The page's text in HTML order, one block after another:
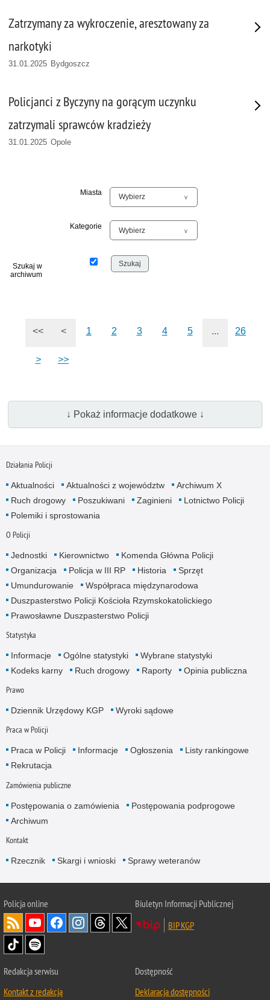
Zatrzymany za wykroczenie, aresztowany za
narkotyki
31.01.2025 Bydgoszcz
Policjanci z Byczyny na gorącym uczynku
zatrzymali sprawców kradzieży
31.01.2025 Opole
Miasta
Kategorie
Szukaj w
archiwum
<< < 1 2 3 4 5 ... 26
> >>
↓ Pokaż informacje dodatkowe ↓
Działania Policji
Aktualności Aktualności z województw
Archiwum X
Ruch drogowy
Poszukiwani Zaginieni
Lotnictwo Policji
Polemiki i sprostowania
O Policji
Jednostki Kierownictwo
Komenda Główna Policji
Organizacja
Policja w III RP Historia
Sprzęt
Umundurowanie
Współpraca międzynarodowa
Duszpasterstwo Policji Kościoła Rzymskokatolickiego
Prawosławne Duszpasterstwo Policji
Statystyka
Informacje Ogólne statystyki
Wybrane statystyki
Kodeks karny
Ruch drogowy Raporty Opinia publiczna
Prawo
Dziennik Urzędowy KGP Wyroki sądowe
Praca w Policji
Praca w Policji Informacje Ogłoszenia
Listy rankingowe
Rekrutacja
Zamówienia publiczne
Postępowania o zamówienia
Postępowania podprogowe
Archiwum
Kontakt
Rzecznik Skargi i wnioski Sprawy weteranów
Policjaonline
Biuletyn Informacji Publicznej
BIP KGP
Redakcja serwisu
Kontakt z redakcją
Dostępność
Deklaracja dostępności